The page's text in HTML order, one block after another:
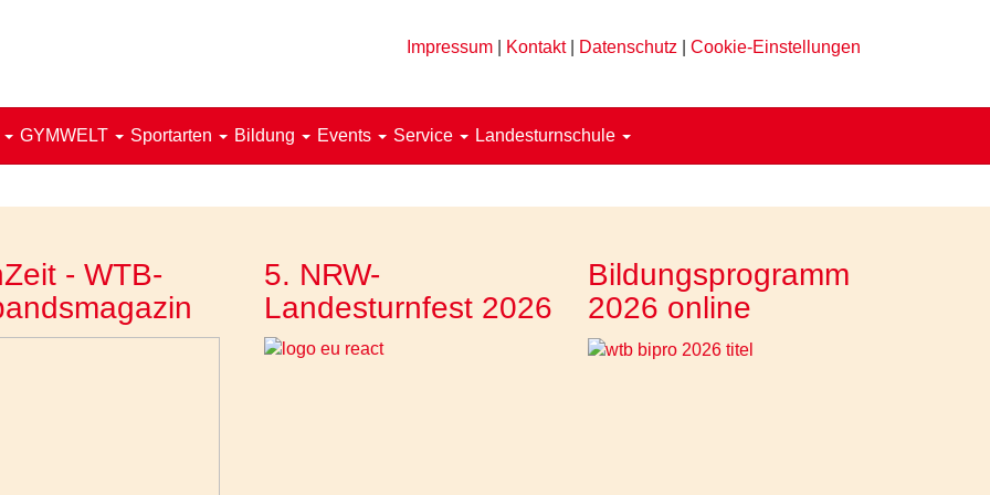
Impressum Kontakt| Datenschutz Cookie-Einstellungen
GYMWELT Sportarten Bildung Events Service Landesturnschule
- WTB-
5. NRW-
Landesturnfest 2026
Bildungsprogramm
2026 online